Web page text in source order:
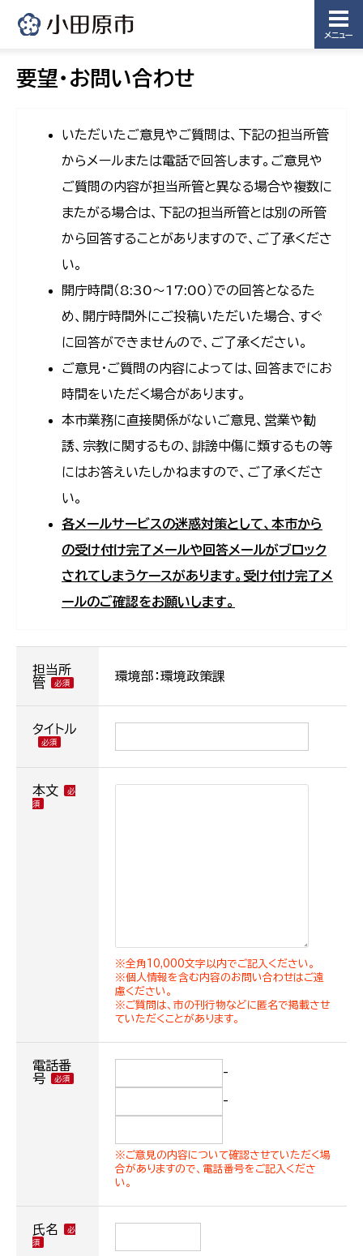
メニュー
要望・お問い合わせ
いただいたご意見やご質問は、下記の担当所管
からメールまたは電話で回答します。ご意見や
ご質問の内容が担当所管と異なる場合や複数に
またがる場合は、下記の担当所管とは別の所管
から回答することがありますので、ご了承くださ
い。
開庁時間（8:30〜17:00）での回答となるた
め、開庁時間外にご投稿いただいた場合、すぐ
に回答ができませんので、ご了承ください。
ご意見・ご質問の内容によっては、回答までにお
時間をいただく場合があります。
本市業務に直接関係がないご意見、営業や勧
誘、宗教に関するもの、誹謗中傷に類するもの等
にはお答えいたしかねますので、ご了承くださ
い。
各メールサービスの迷惑対策として、本市から
の受け付け完了メールや回答メールがブロック
されてしまうケースがあります。受け付け完了メ
ールのご確認をお願いします。
担当所
管
環境部：環境政策課
タイトル
本文
※全角10,000文字以内でご記入ください。
※個人情報を含む内容のお問い合わせはご遠
慮ください。
※ご質問は、市の刊行物などに匿名で掲載させ
ていただくことがあります。
電話番
号
-
-
※ご意見の内容について確認させていただく場
合がありますので、電話番号をご記入くださ
い。
氏名